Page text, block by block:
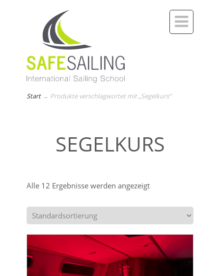

Start → Produkte verschlagwortet mit „Segelkurs“
SEGELKURS
Alle 12 Ergebnisse werden angezeigt